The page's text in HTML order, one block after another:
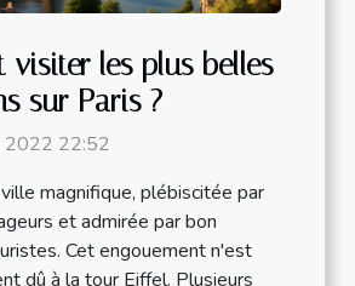
visiter les plus belles
sur Paris ?
2022 22:52
magnifique, plébiscitée par
et admirée par bon
Cet engouement n'est
dû à la tour Eiffel. Plusieurs